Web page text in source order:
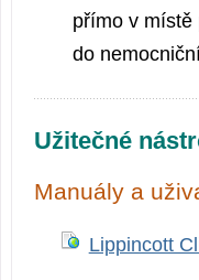
přímo v místě
do
Užitečné
Manuály a
Lippincott